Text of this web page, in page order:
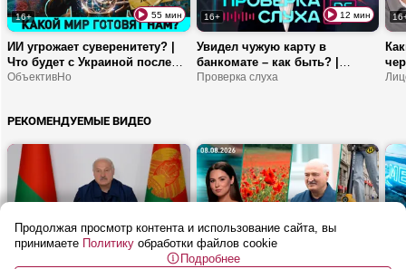
16+ 55 мин
ИИ угрожает суверенитету? |
Что будет с Украиной после
СВО? | Почему Испанию
ОбъективНо
16+ 12 мин
Увидел чужую карту в
банкомате – как быть? |
Аферисты прикидываются
Проверка слуха
РЕКОМЕНДУЕМЫЕ ВИДЕО
16+ 26 мин 16+
Почему в Гродно запретили
Продолжая просмотр контента и использование сайта, вы
принимаете Политику обработки файлов cookie
Подробнее